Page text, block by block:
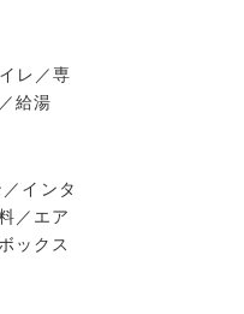
レ／専
給湯
インタ
／エア
ックス